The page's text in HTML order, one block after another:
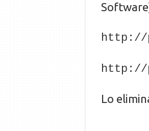
http://
http://
Lo